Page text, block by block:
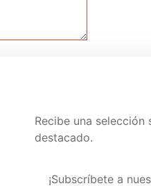
vez que haga un
Visita nuestra página
Recibe una selección
destacado.
¡Subscríbete a